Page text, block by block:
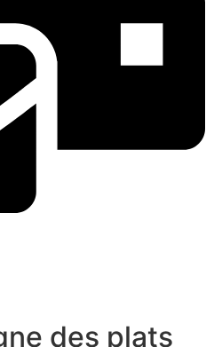
des plats